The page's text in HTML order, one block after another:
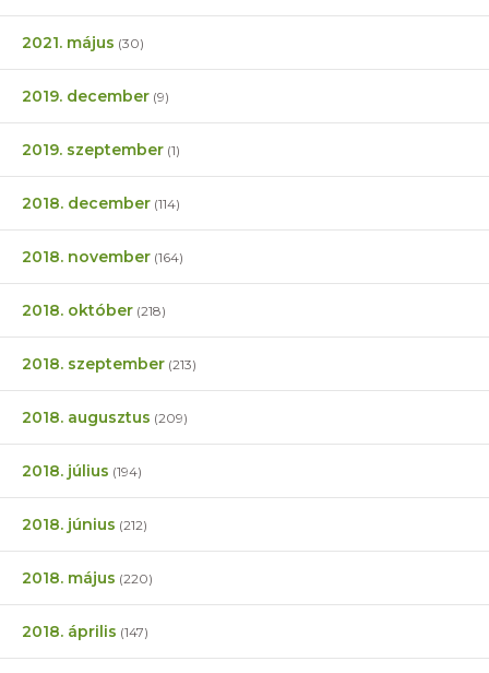
2021. május (30)
2019. december (9)
2019. szeptember (1)
2018. december (114)
2018. november (164)
2018. október (218)
2018. szeptember (213)
2018. augusztus (209)
2018. július (194)
2018. június (212)
2018. május (220)
2018. április (147)